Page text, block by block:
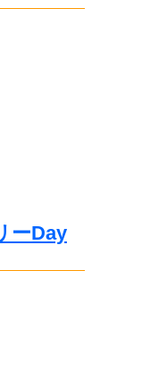
ーDay